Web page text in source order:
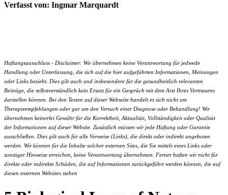
Verfasst von: Ingmar Marquardt
Haftungsausschluss - Disclaimer: Wir übernehmen keine Verantwortung für jedwede
Handlung oder Unterlassung, die sich auf die hier aufgeführten Informationen, Meinungen
oder Links bezieht. Dies gilt auch und insbesondere für die gesundheitlich relevanten
Beiträge, die selbstverständlich kein Ersatz für ein Gespräch mit dem Arzt Ihres Vertrauens
darstellen können. Bei den Texten auf dieser Webseite handelt es sich nicht um
Therapieempfehlungen oder gar um den Versuch einer Diagnose oder Behandlung! Wir
übernehmen keinerlei Gewähr für die Korrektheit, Aktualität, Vollständigkeit oder Qualität
der Informationen auf dieser Website. Zusätzlich müssen wir jede Haftung oder Garantie
ausschließen. Dies gilt auch für alle Verweise (Links), die direkt oder indirekt angeboten
werden. Wir können für die Inhalte solcher externen Sites, die Sie mittels eines Links oder
sonstiger Hinweise erreichen, keine Verantwortung übernehmen. Ferner haften wir nicht für
direkte oder indirekte Schäden, die auf Informationen zurückgeführt werden können, die auf
diesen externen Websites stehen